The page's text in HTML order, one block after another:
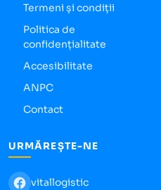
Termeni și condiții
Politica de
confidențialitate
Accesibilitate
ANPC
Contact
URMĂREȘTE-NE
vitallogistic